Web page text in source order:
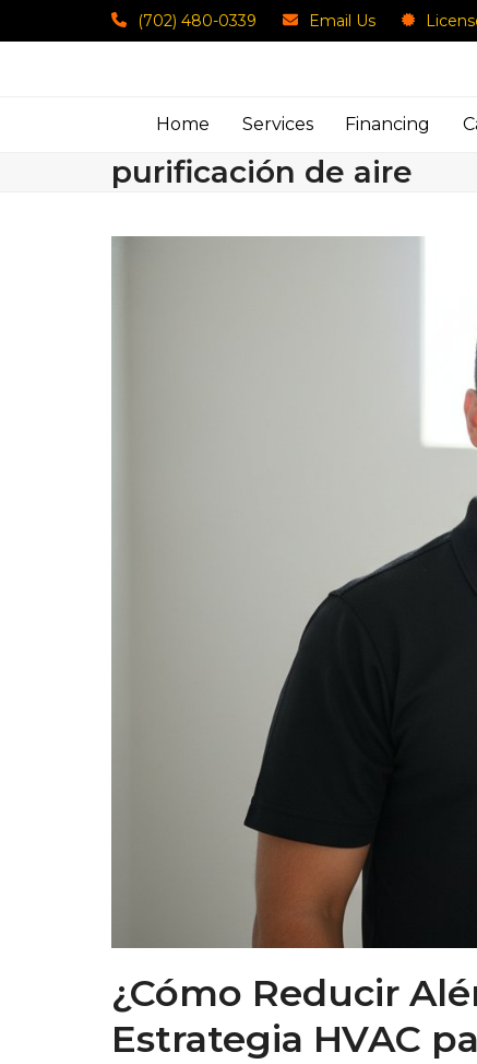
to
(702) 480-0339 Email Us
Home Services Financing
purificación de aire
¿Cómo Reducir
Estrategia HVAC